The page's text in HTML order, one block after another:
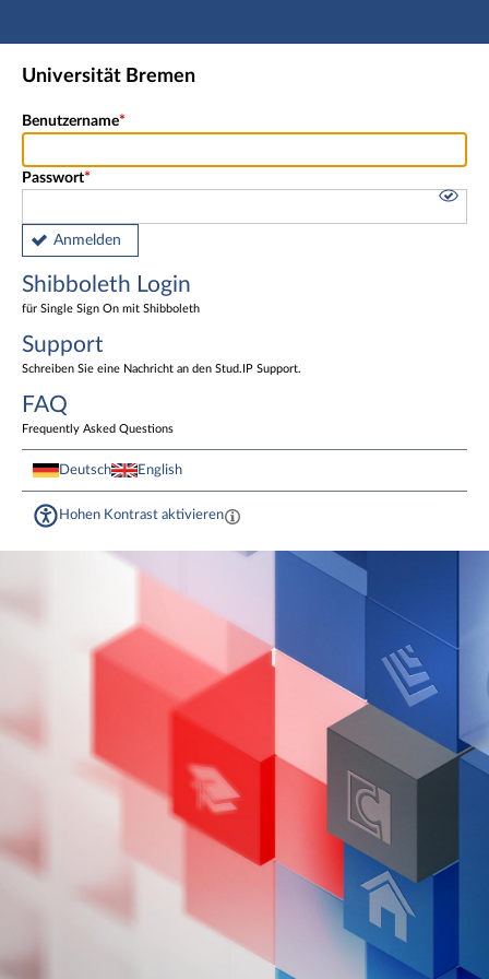
Hauptnavigation
Shibboleth Login
Universität Bremen
Benutzername
Passwort
Anmelden
Shibboleth Login
für Single Sign On mit Shibboleth
Support
Schreiben Sie eine Nachricht an den Stud.IP Support.
FAQ
Frequently Asked Questions
Deutsch English
Hohen Kontrast aktivieren